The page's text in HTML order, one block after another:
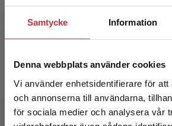
Samtycke Information
Denna webbplats använder cookies
Vi använder enhetsidentifierare för att
och annonserna till användarna,
för sociala medier och analysera vår
Klimat och väder
Bogren, Jörgen m.fl.
Exkl. moms: 386 kr